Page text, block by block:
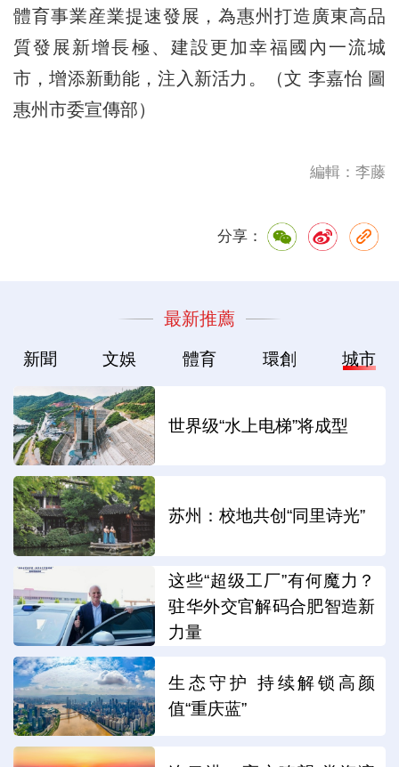
體育事業産業提速發展，為惠州打造廣東高品
質發展新增長極、建設更加幸福國內一流城
市，增添新動能，注入新活力。（文 李嘉怡 圖
惠州市委宣傳部）
編輯：李藤
分享：
最新推薦
新聞 文娛 體育 環創 城市
世界级“水上电梯”将成型
苏州：校地共创“同里诗光”
这些“超级工厂”有何魔力？
驻华外交官解码合肥智造新
力量
生态守护 持续解锁高颜
值“重庆蓝”